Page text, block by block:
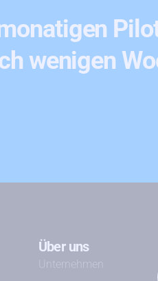
wenigen
Über uns
Unternehmen